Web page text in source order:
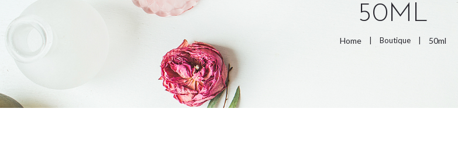
50ML
Home Boutique 50ml